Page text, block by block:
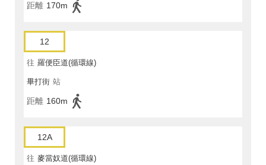
距離 170m
12
往 羅便臣道(循環線)
畢打街 站
距離 160m
12A
往 麥當奴道(循環線)